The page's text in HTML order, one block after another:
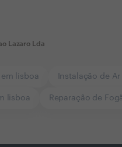
Lazaro Lda
lisboa Instalação de
lisboa Reparação de